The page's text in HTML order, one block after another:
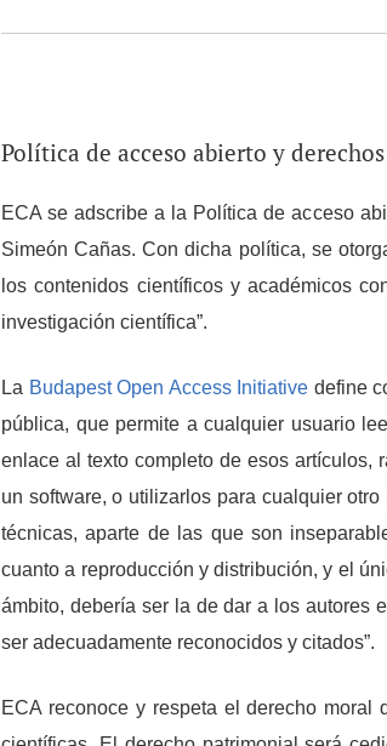
Política de acceso abierto y
ECA se adscribe a la Política de acceso
Simeón Cañas. Con dicha política, se
los contenidos científicos y académicos
investigación científica”.
La Budapest Open Access Initiative define
pública, que permite a cualquier usuario
enlace al texto completo de esos artículos,
un software, o utilizarlos para cualquier
técnicas, aparte de las que son
cuanto a reproducción y distribución, y el
ámbito, debería ser la de dar a los autores
ser adecuadamente reconocidos y citados”.
ECA reconoce y respeta el derecho